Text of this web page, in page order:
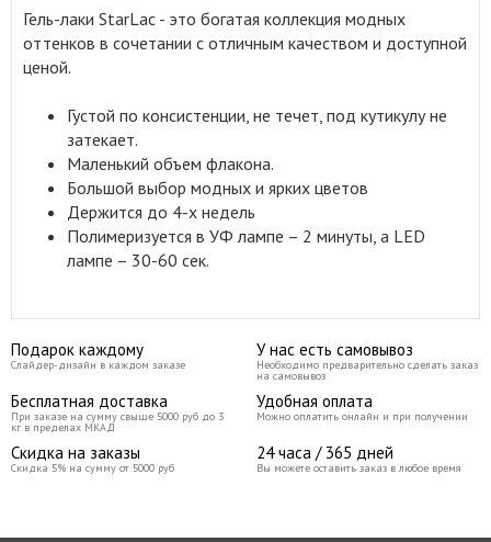
Гель-лаки StarLac - это богатая коллекция модных
оттенков в сочетании с отличным качеством и доступной
ценой.
Густой по консистенции, не течет, под кутикулу не
затекает.
Маленький объем флакона.
Большой выбор модных и ярких цветов
Держится до 4-х недель
Полимеризуется в УФ лампе – 2 минуты, а LED
лампе – 30-60 сек.
Подарок каждому
Слайдер-дизайн в каждом заказе
У нас есть самовывоз
Необходимо предварительно сделать заказ
на самовывоз
Бесплатная доставка
При заказе на сумму свыше 5000 руб до 3
кг в пределах МКАД
Удобная оплата
Можно оплатить онлайн и при получении
Скидка на заказы
Скидка 5% на сумму от 5000 руб
24 часа / 365 дней
Вы можете оставить заказ в любое время